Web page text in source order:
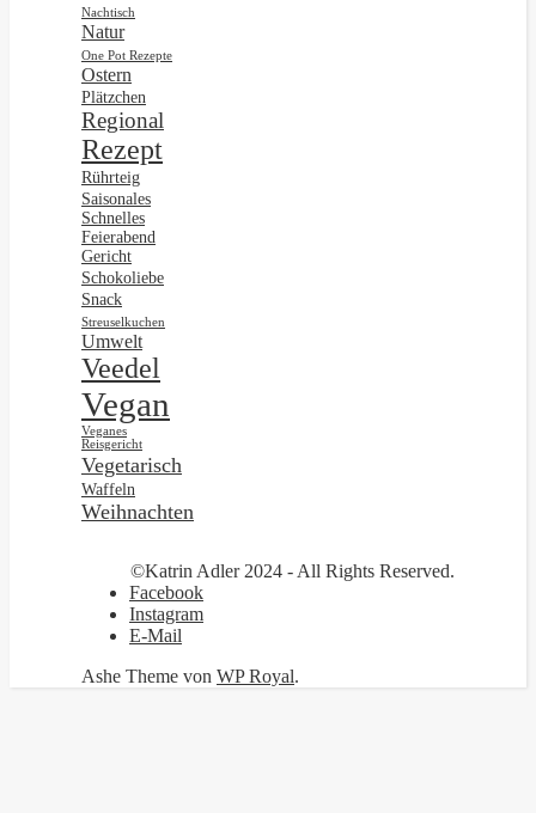
Nachtisch
Natur
One Pot Rezepte
Ostern
Plätzchen
Regional
Rezept
Rührteig
Saisonales
Schnelles
Feierabend
Gericht
Schokoliebe
Snack
Streuselkuchen
Umwelt
Veedel
Vegan
Veganes
Reisgericht
Vegetarisch
Waffeln
Weihnachten
©Katrin Adler 2024 - All Rights Reserved.
Facebook
Instagram
E-Mail
Ashe Theme von WP Royal.